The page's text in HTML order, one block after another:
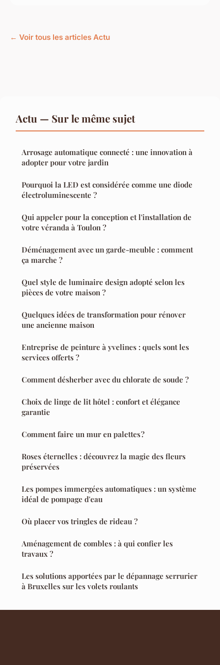
← Voir tous les articles Actu
Actu — Sur le même sujet
Arrosage automatique connecté : une innovation à
adopter pour votre jardin
Pourquoi la LED est considérée comme une diode
électroluminescente ?
Qui appeler pour la conception et l'installation de
votre véranda à Toulon ?
Déménagement avec un garde-meuble : comment
ça marche ?
Quel style de luminaire design adopté selon les
pièces de votre maison ?
Quelques idées de transformation pour rénover
une ancienne maison
Entreprise de peinture à yvelines : quels sont les
services offerts ?
Comment désherber avec du chlorate de soude ?
Choix de linge de lit hôtel : confort et élégance
garantie
Comment faire un mur en palettes ?
Roses éternelles : découvrez la magie des fleurs
préservées
Les pompes immergées automatiques : un système
idéal de pompage d'eau
Où placer vos tringles de rideau ?
Aménagement de combles : à qui confier les
travaux ?
Les solutions apportées par le dépannage serrurier
à Bruxelles sur les volets roulants